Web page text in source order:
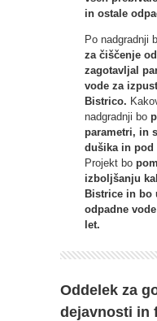
in ostale
Po nadgradnji
za čiščenje
zagotavljal
vode za
Bistrico.
nadgradnji bo
parametri, in
dušika in pod
Projekt bo
izboljšanju
Bistrice in bo
odpadne
let.
Oddelek za
dejavnosti in